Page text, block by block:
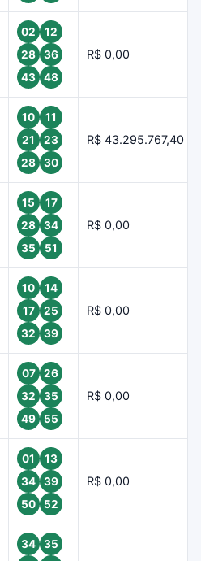
02
12
28
36
43
48
R$ 0,00
10
11
21
23
28
30
R$ 43.295.767,40
15
17
28
34
35
51
R$ 0,00
10
14
17
25
32
39
R$ 0,00
07
26
32
35
49
55
R$ 0,00
01
13
34
39
50
52
R$ 0,00
34
35